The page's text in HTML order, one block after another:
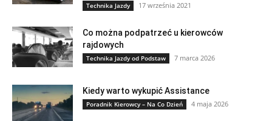
Technika Jazdy 17 września 2021
Co można podpatrzeć u kierowców
rajdowych
Technika Jazdy od Podstaw 7 marca 2026
Kiedy warto wykupić Assistance
Poradnik Kierowcy – Na Co Dzień 4 maja 2026